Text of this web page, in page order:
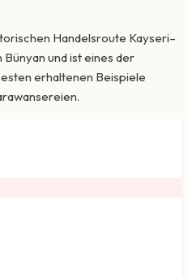
Handelsroute Kayseri–
und ist eines der
erhaltenen Beispiele